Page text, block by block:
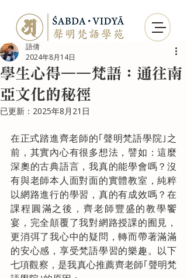
學生心得——梵語：通往南
亞文化的秘徑
語倩
2024年8月14日
已更新： 2025年8月21日
在正式踏進齊老師的｢聲明梵語學院｣之
前，其實內心有很多想法，譬如：這麼
深奧的古典語言，我真的能學會嗎？沒
有與老師本人面對面的實體教室，純粹
以網路進行的學習，真的有成效嗎？在
課程圓滿之後，齊老師豐盛的教學饗
宴，完全顛覆了我對網路授課的囿見，
更消弭了我心中的疑問，轉而帶著滿滿
的安心感，享受梵語學習的樂趣。以下
七項觀察，是我真心推薦齊老師｢聲明梵